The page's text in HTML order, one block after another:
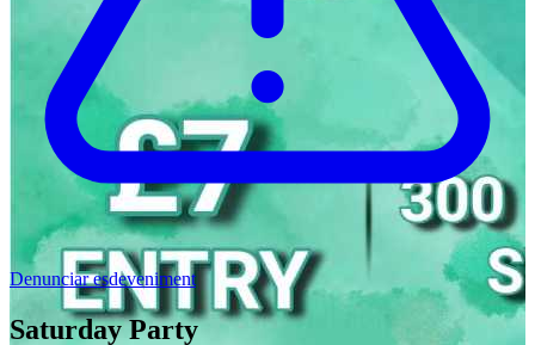
Denunciar esdeveniment
Saturday Party